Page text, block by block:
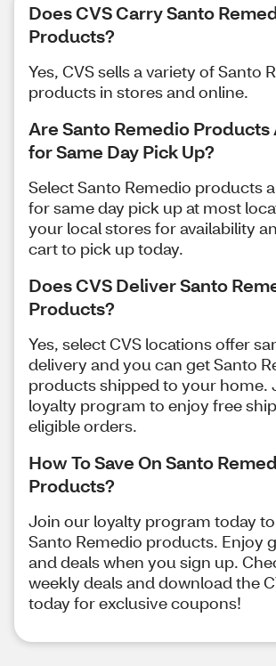
Does CVS Carry Santo
Products?
Yes, CVS sells a variety of Santo
products in stores and online.
Are Santo Remedio Products
for Same Day Pick Up?
Select Santo Remedio products
for same day pick up at most
your local stores for availability
cart to pick up today.
Does CVS Deliver Santo
Products?
Yes, select CVS locations offer
delivery and you can get Santo
products shipped to your home.
loyalty program to enjoy free
eligible orders.
How To Save On Santo
Products?
Join our loyalty program today
Santo Remedio products. Enjoy
and deals when you sign up.
weekly deals and download the
today for exclusive coupons!